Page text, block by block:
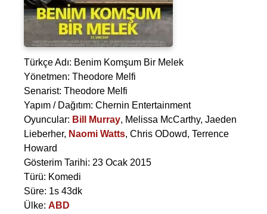
Türkçe Adı: Benim Komşum Bir Melek
Yönetmen: Theodore Melfi
Senarist: Theodore Melfi
Yapım / Dağıtım: Chernin Entertainment
Oyuncular: Bill Murray, Melissa McCarthy, Jaeden
Lieberher, Naomi Watts, Chris ODowd, Terrence
Howard
Gösterim Tarihi: 23 Ocak 2015
Türü: Komedi
Süre: 1s 43dk
Ülke: ABD